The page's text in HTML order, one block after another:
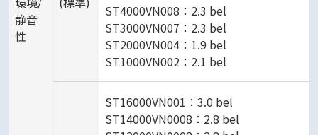
静音
性
ST4000VN008：2.3 bel
ST3000VN007：2.3 bel
ST2000VN004：1.9 bel
ST1000VN002：2.1 bel
ST16000VN001：3.0 bel
ST14000VN0008：2.8 bel